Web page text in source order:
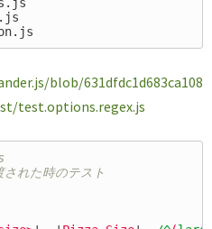
blob/631dfdc1d683ca108
test.options.regex.js
れた時のテスト